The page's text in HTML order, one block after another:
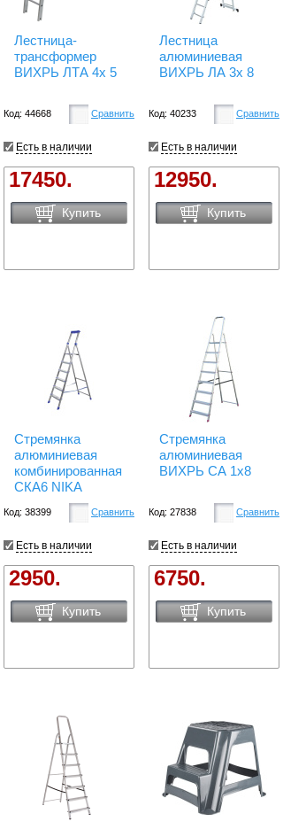
Лестница-
трансформер
ВИХРЬ ЛТА 4х 5
Код: 44668 Сравнить
Есть в наличии
17450.
Купить
Лестница
алюминиевая
ВИХРЬ ЛА 3х 8
Код: 40233 Сравнить
Есть в наличии
12950.
Купить
Стремянка
алюминиевая
комбинированная
СКА6 NIKA
Код: 38399 Сравнить
Есть в наличии
2950.
Купить
Стремянка
алюминиевая
ВИХРЬ СА 1х8
Код: 27838 Сравнить
Есть в наличии
6750.
Купить